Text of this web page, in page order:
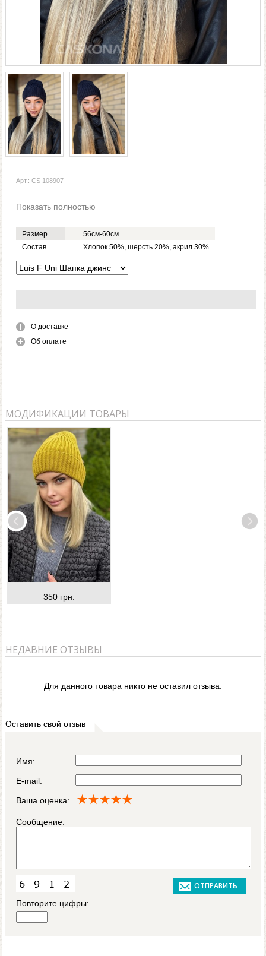
Арт.: CS 108907
Показать полностью
Размер
56см-60см
Состав
Хлопок 50%, шерсть 20%, акрил 30%
О доставке
Об оплате
МОДИФИКАЦИИ ТОВАРЫ
350 грн.
НЕДАВНИЕ ОТЗЫВЫ
Для данного товара никто не оставил отзыва.
Оставить свой отзыв
Имя:
E-mail:
Ваша оценка:
Сообщение:
Повторите цифры: